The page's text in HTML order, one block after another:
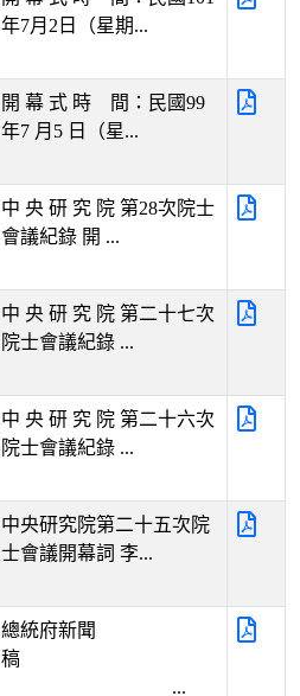
年7月2日（星期...
開 幕 式 時 間：民國99
年7 月5 日（星...
中 央 研 究 院 第28次院士
會議紀錄 開 ...
中 央 研 究 院 第二十七次
院士會議紀錄 ...
中 央 研 究 院 第二十六次
院士會議紀錄 ...
中央研究院第二十五次院
士會議開幕詞 李...
總統府新聞
稿
...